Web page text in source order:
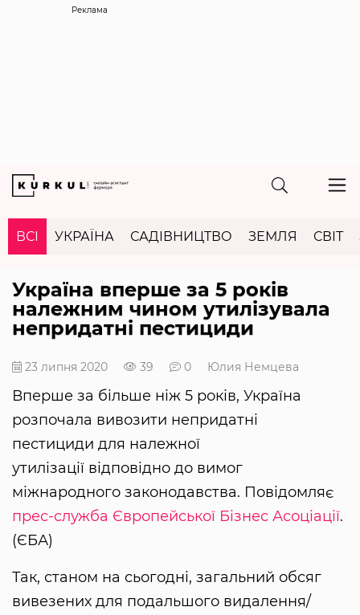
Реклама
ВСІ УКРАЇНА САДІВНИЦТВО ЗЕМЛЯ СВІТ
Україна вперше за 5 років
належним чином утилізувала
непридатні пестициди
23 липня 2020 39 0 Юлия Немцева
Вперше за більше ніж 5 років, Україна
розпочала вивозити непридатні
пестициди для належної
утилізації відповідно до вимог
міжнародного законодавства. Повідомляє
прес-служба Європейської Бізнес Асоціації.
(ЄБА)
Так, станом на сьогодні, загальний обсяг
вивезених для подальшого видалення/